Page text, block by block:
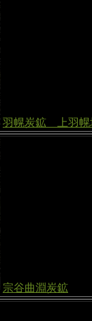
羽幌炭鉱 上羽幌
宗谷曲淵炭鉱